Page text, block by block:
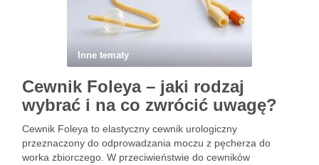
Inne tematy
Cewnik Foleya – jaki rodzaj
wybrać i na co zwrócić uwagę?
Cewnik Foleya to elastyczny cewnik urologiczny
przeznaczony do odprowadzania moczu z pęcherza do
worka zbiorczego. W przeciwieństwie do cewników